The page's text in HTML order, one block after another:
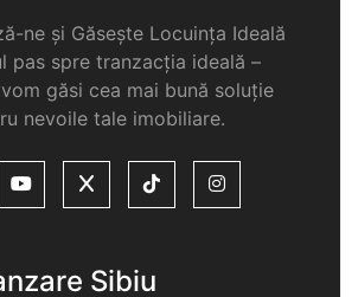
ne și Găsește Locuința Ideală
pas spre tranzacția ideală –
găsi cea mai bună soluție
nevoile tale imobiliare.
Sibiu